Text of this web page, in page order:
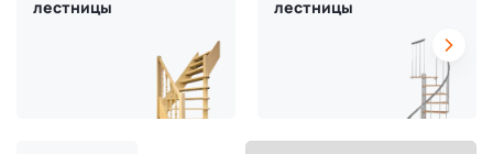
лестницы
лестницы